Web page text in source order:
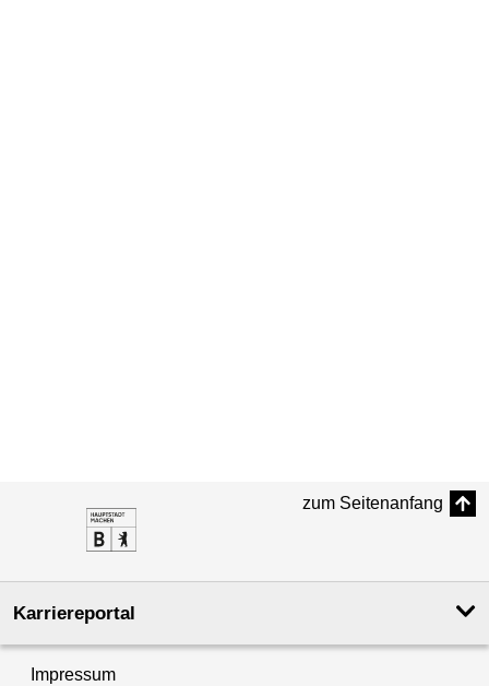
zum Seitenanfang
Karriereportal
Impressum